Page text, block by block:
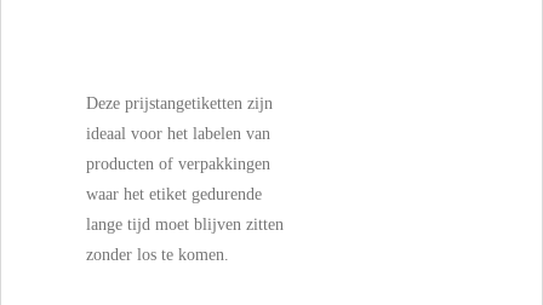
Deze prijstangetiketten zijn
ideaal voor het labelen van
producten of verpakkingen
waar het etiket gedurende
lange tijd moet blijven zitten
zonder los te komen.